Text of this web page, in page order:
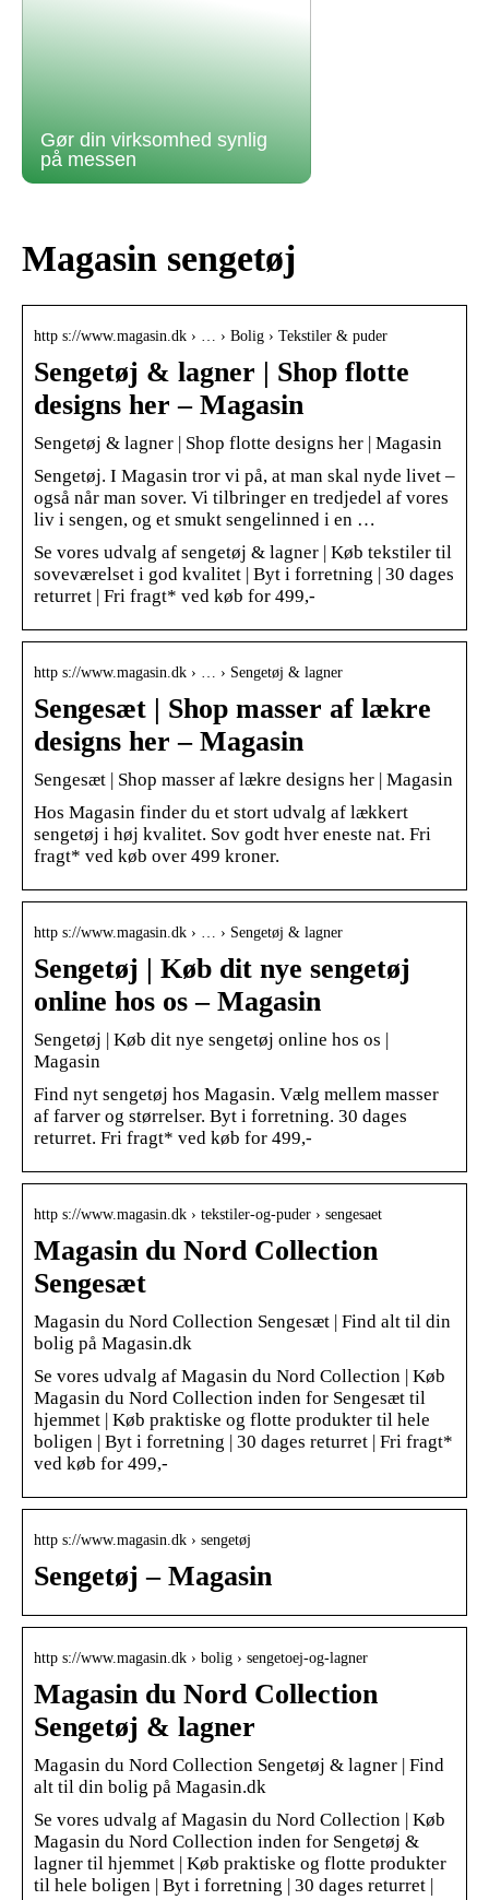
Gør din virksomhed synlig
på messen
Magasin sengetøj
http s://www.magasin.dk › … › Bolig › Tekstiler & puder
Sengetøj & lagner | Shop flotte
designs her – Magasin
Sengetøj & lagner | Shop flotte designs her | Magasin
Sengetøj. I Magasin tror vi på, at man skal nyde livet –
også når man sover. Vi tilbringer en tredjedel af vores
liv i sengen, og et smukt sengelinned i en …
Se vores udvalg af sengetøj & lagner | Køb tekstiler til
soveværelset i god kvalitet | Byt i forretning | 30 dages
returret | Fri fragt* ved køb for 499,-
http s://www.magasin.dk › … › Sengetøj & lagner
Sengesæt | Shop masser af lækre
designs her – Magasin
Sengesæt | Shop masser af lækre designs her | Magasin
Hos Magasin finder du et stort udvalg af lækkert
sengetøj i høj kvalitet. Sov godt hver eneste nat. Fri
fragt* ved køb over 499 kroner.
http s://www.magasin.dk › … › Sengetøj & lagner
Sengetøj | Køb dit nye sengetøj
online hos os – Magasin
Sengetøj | Køb dit nye sengetøj online hos os |
Magasin
Find nyt sengetøj hos Magasin. Vælg mellem masser
af farver og størrelser. Byt i forretning. 30 dages
returret. Fri fragt* ved køb for 499,-
http s://www.magasin.dk › tekstiler-og-puder › sengesaet
Magasin du Nord Collection
Sengesæt
Magasin du Nord Collection Sengesæt | Find alt til din
bolig på Magasin.dk
Se vores udvalg af Magasin du Nord Collection | Køb
Magasin du Nord Collection inden for Sengesæt til
hjemmet | Køb praktiske og flotte produkter til hele
boligen | Byt i forretning | 30 dages returret | Fri fragt*
ved køb for 499,-
http s://www.magasin.dk › sengetøj
Sengetøj – Magasin
http s://www.magasin.dk › bolig › sengetoej-og-lagner
Magasin du Nord Collection
Sengetøj & lagner
Magasin du Nord Collection Sengetøj & lagner | Find
alt til din bolig på Magasin.dk
Se vores udvalg af Magasin du Nord Collection | Køb
Magasin du Nord Collection inden for Sengetøj &
lagner til hjemmet | Køb praktiske og flotte produkter
til hele boligen | Byt i forretning | 30 dages returret |